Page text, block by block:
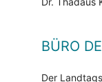
BÜRO
Der